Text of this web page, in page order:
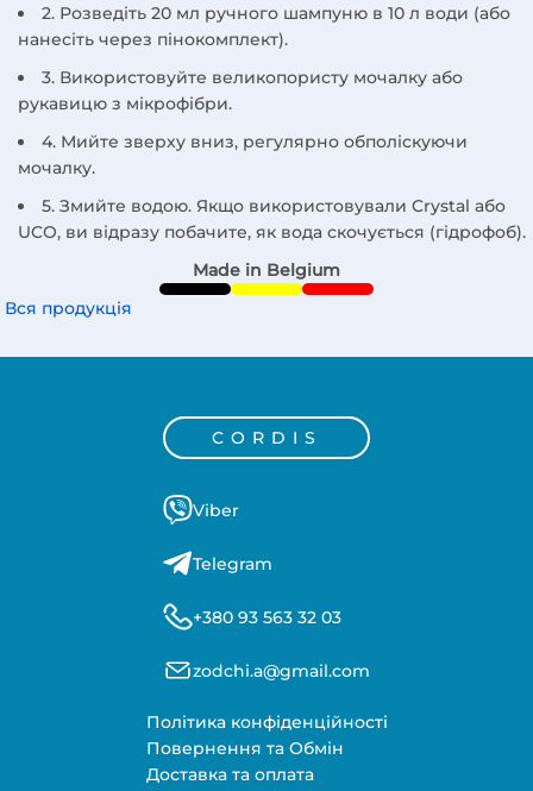
2. Розведіть 20 мл ручного шампуню в 10 л води (або
нанесіть через пінокомплект).
3. Використовуйте великопористу мочалку або
рукавицю з мікрофібри.
4. Мийте зверху вниз, регулярно обполіскуючи
мочалку.
5. Змийте водою. Якщо використовували Crystal або
UCO, ви відразу побачите, як вода скочується (гідрофоб).
Made in Belgium
Вся продукція
CORDIS
Viber
Telegram
+380 93 563 32 03
zodchi.a@gmail.com
Політика конфіденційності
Повернення та Обмін
Доставка та оплата